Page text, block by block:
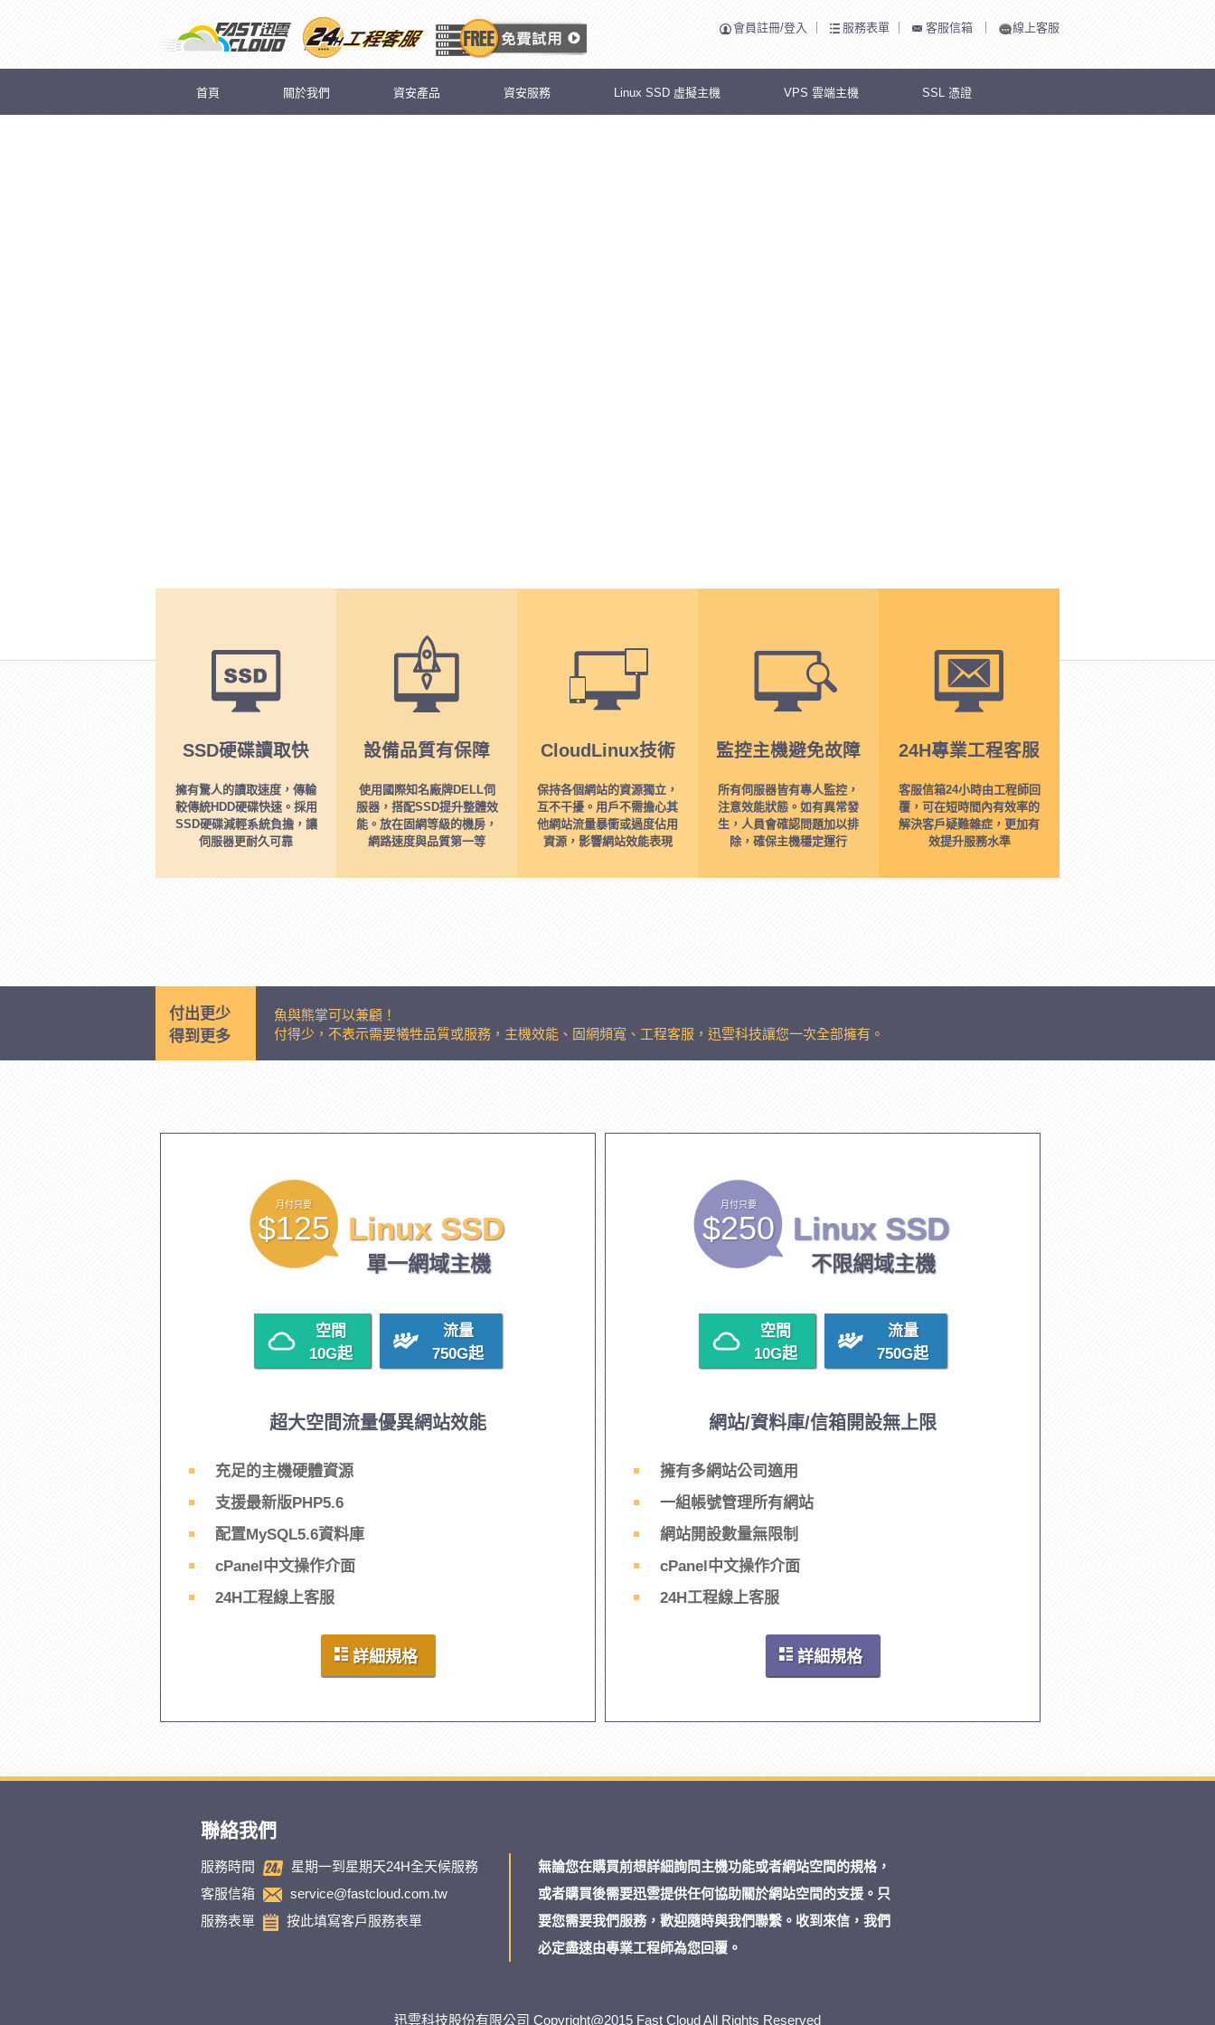
會員註冊/登入 服務表單 客服信箱 線上客服
首頁 關於我們 資安產品 資安服務 Linux SSD 虛擬主機 VPS 雲端主機 SSL 憑證
SSD硬碟讀取快
擁有驚人的讀取速度，傳輸
較傳統HDD硬碟快速。採用
SSD硬碟減輕系統負擔，讓
伺服器更耐久可靠
設備品質有保障
使用國際知名廠牌DELL伺
服器，搭配SSD提升整體效
能。放在固網等級的機房，
網路速度與品質第一等
CloudLinux技術
保持各個網站的資源獨立，
互不干擾。用戶不需擔心其
他網站流量暴衝或過度佔用
資源，影響網站效能表現
監控主機避免故障
所有伺服器皆有專人監控，
注意效能狀態。如有異常發
生，人員會確認問題加以排
除，確保主機穩定運行
24H專業工程客服
客服信箱24小時由工程師回
覆，可在短時間內有效率的
解決客戶疑難雜症，更加有
效提升服務水準
付出更少
得到更多
魚與熊掌可以兼顧！
付得少，不表示需要犧牲品質或服務，主機效能、固網頻寬、工程客服，迅雲科技讓您一次全部擁有。
月付只要
$125 Linux SSD
單一網域主機
空間
10G起
流量
750G起
超大空間流量優異網站效能
充足的主機硬體資源
支援最新版PHP5.6
配置MySQL5.6資料庫
cPanel中文操作介面
24H工程線上客服
詳細規格
月付只要
$250 Linux SSD
不限網域主機
空間
10G起
流量
750G起
網站/資料庫/信箱開設無上限
擁有多網站公司適用
一組帳號管理所有網站
網站開設數量無限制
cPanel中文操作介面
24H工程線上客服
詳細規格
聯絡我們
服務時間
星期一到星期天24H全天候服務
客服信箱
service@fastcloud.com.tw
服務表單
按此填寫客戶服務表單
無論您在購買前想詳細詢問主機功能或者網站空間的規格，
或者購買後需要迅雲提供任何協助關於網站空間的支援。只
要您需要我們服務，歡迎隨時與我們聯繫。收到來信，我們
必定盡速由專業工程師為您回覆。
迅雲科技股份有限公司 Copyright@2015 Fast Cloud All Rights Reserved